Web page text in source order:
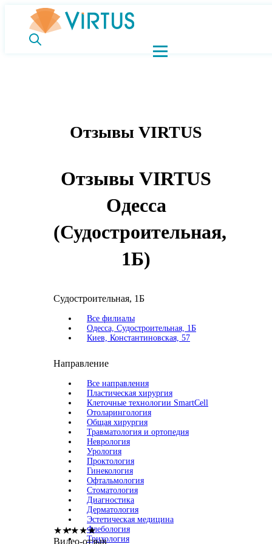
Отзывы VIRTUS
Отзывы VIRTUS
Одесса
(Судостроительная,
1Б)
Судостроительная, 1Б
Все филиалы
Одесса, Судостроительная, 1Б
Киев, Константиновская, 57
Направление
Все направления
Пластическая хирургия
Клеточные технологии SmartCell
Отоларингология
Общая хирургия
Травматология и ортопедия
Неврология
Урология
Проктология
Гинекология
Офтальмология
Стоматология
Диагностика
Дерматология
Эстетическая медицина
Флебология
Трихология
★★★★★
Видео-отзыв